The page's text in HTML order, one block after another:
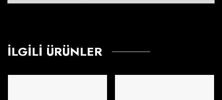
İLGILI ÜRÜNLER